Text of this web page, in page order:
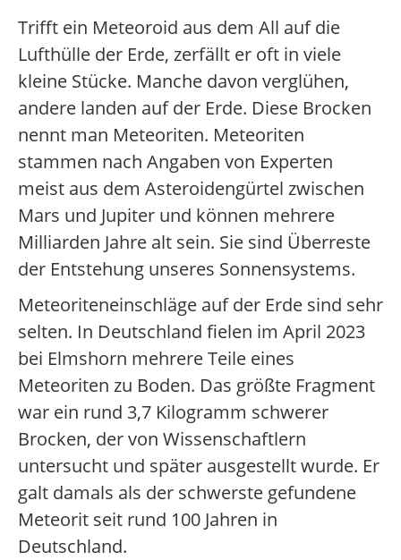
Trifft ein Meteoroid aus dem All auf die
Lufthülle der Erde, zerfällt er oft in viele
kleine Stücke. Manche davon verglühen,
andere landen auf der Erde. Diese Brocken
nennt man Meteoriten. Meteoriten
stammen nach Angaben von Experten
meist aus dem Asteroidengürtel zwischen
Mars und Jupiter und können mehrere
Milliarden Jahre alt sein. Sie sind Überreste
der Entstehung unseres Sonnensystems.
Meteoriteneinschläge auf der Erde sind sehr
selten. In Deutschland fielen im April 2023
bei Elmshorn mehrere Teile eines
Meteoriten zu Boden. Das größte Fragment
war ein rund 3,7 Kilogramm schwerer
Brocken, der von Wissenschaftlern
untersucht und später ausgestellt wurde. Er
galt damals als der schwerste gefundene
Meteorit seit rund 100 Jahren in
Deutschland.